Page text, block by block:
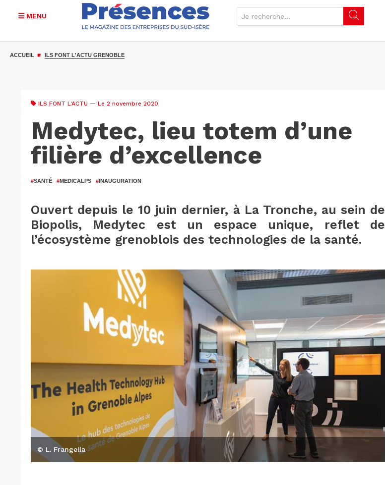
MENU
ACCUEIL ILS FONT L'ACTU GRENOBLE
ILS FONT L'ACTU — Le 2 novembre 2020
Medytec, lieu totem d’une
filière d’excellence
#SANTÉ #MEDICALPS #INAUGURATION
Ouvert depuis le 10 juin dernier, à La Tronche, au sein de
Biopolis, Medytec est un espace unique, reflet de
l’écosystème grenoblois des technologies de la santé.
© L. Frangella